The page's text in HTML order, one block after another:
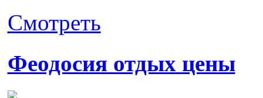
Смотреть
Феодосия отдых цены